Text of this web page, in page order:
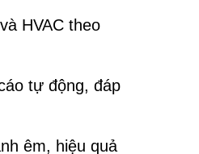
HVAC theo
tự động, đáp
êm, hiệu quả